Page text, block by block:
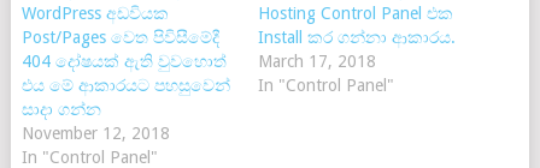
WordPress අඩවියක
Post/Pages වෙත පිවිසීමේදී
404 දෝෂයක් ඇති වුවහොත්
එය මේ ආකාරයට පහසුවෙන්
සාදා ගන්න
November 12, 2018
In "Control Panel"
Hosting Control Panel එක
Install කර ගන්නා ආකාරය.
March 17, 2018
In "Control Panel"